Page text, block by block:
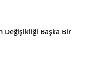
Değişikliği Başka Bir